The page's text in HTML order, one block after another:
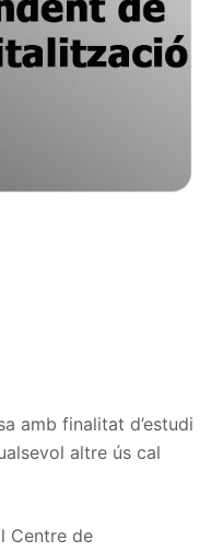
amb finalitat d’estudi
altre ús cal
Centre de